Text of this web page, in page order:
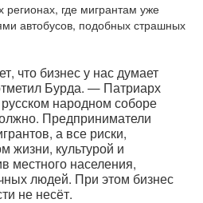
регионах, где мигрантам уже
автобусов, подобных страшных
что бизнес у нас думает
Бурда. — Патриарх
народном соборе
Предприниматели
а все риски,
жизни, культурой и
местного населения,
людей. При этом бизнес
не несёт.